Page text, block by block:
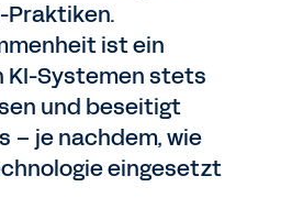
Praktiken.
ist ein
KI-Systemen stets
und beseitigt
– je nachdem, wie
eingesetzt